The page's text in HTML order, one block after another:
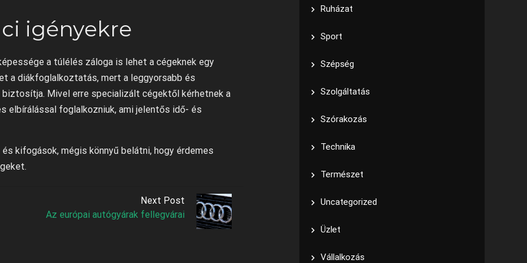
igényekre
a túlélés záloga is lehet a cégeknek egy
a diákfoglalkoztatás, mert a leggyorsabb és
Mivel erre specializált cégektől kérhetnek a
elbírálással foglalkozniuk, ami jelentős idő- és
kifogások, mégis könnyű belátni, hogy érdemes
Next Post
Az európai autógyárak fellegvárai
Ruházat
Sport
Szépség
Szolgáltatás
Szórakozás
Technika
Természet
Uncategorized
Üzlet
Vállalkozás